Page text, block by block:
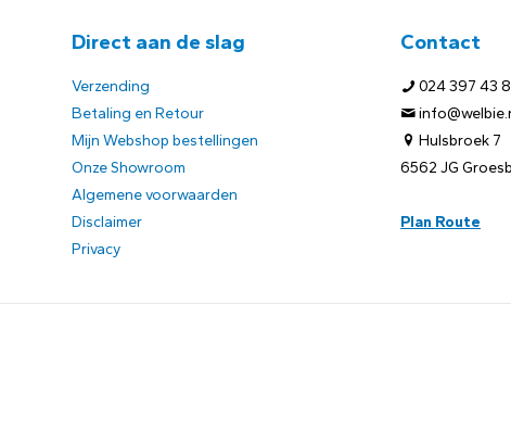
Direct aan de slag
Verzending
Betaling en Retour
Mijn Webshop bestellingen
Onze Showroom
Algemene voorwaarden
Disclaimer
Privacy
Contact
024 397 43
Hulsbroek 7
6562 JG
Plan Route